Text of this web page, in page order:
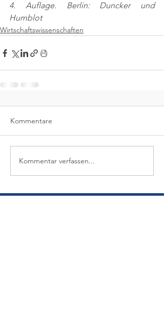
4. Auflage. Berlin: Duncker und
Humblot
Wirtschaftswissenschaften
Kommentare
Kommentar verfassen...